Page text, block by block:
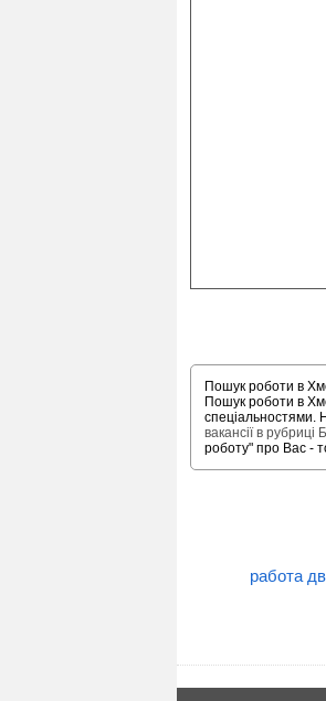
Пошук роботи в
Пошук роботи в
спеціальностями.
вакансії в рубриці
роботу" про Вас -
работа